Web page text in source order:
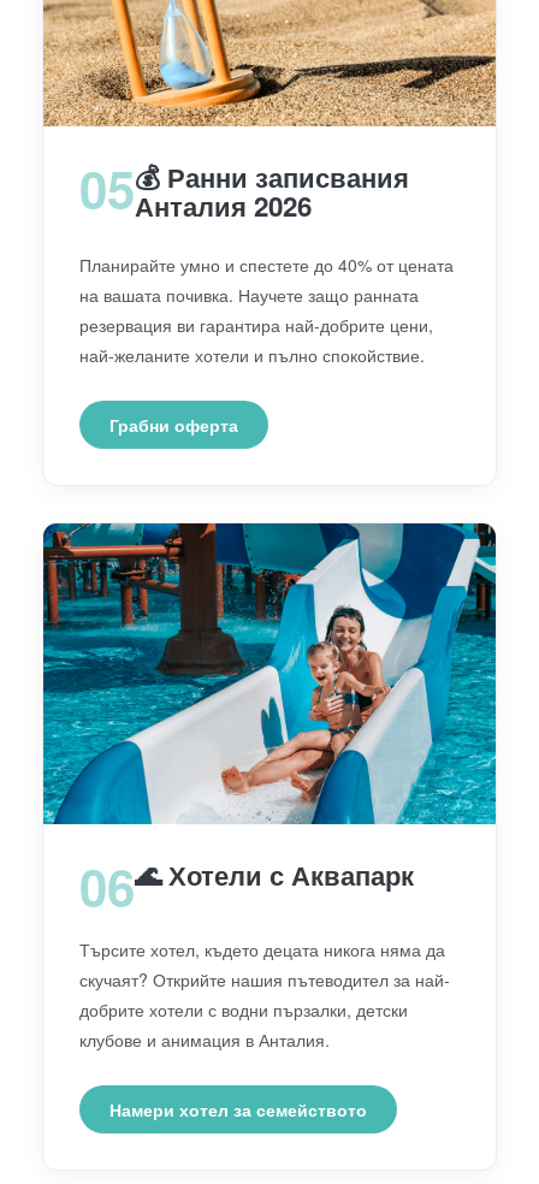
05💰 Ранни записвания
Анталия 2026
Планирайте умно и спестете до 40% от цената
на вашата почивка. Научете защо ранната
резервация ви гарантира най-добрите цени,
най-желаните хотели и пълно спокойствие.
Грабни оферта
06🌊 Хотели с Аквапарк
Търсите хотел, където децата никога няма да
скучаят? Открийте нашия пътеводител за най-
добрите хотели с водни пързалки, детски
клубове и анимация в Анталия.
Намери хотел за семейството